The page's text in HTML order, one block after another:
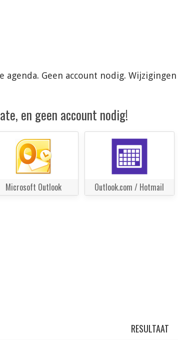
Geen account nodig.
en geen account nodig!
Microsoft Outlook Outlook.com / Hotmail
RESULTAAT